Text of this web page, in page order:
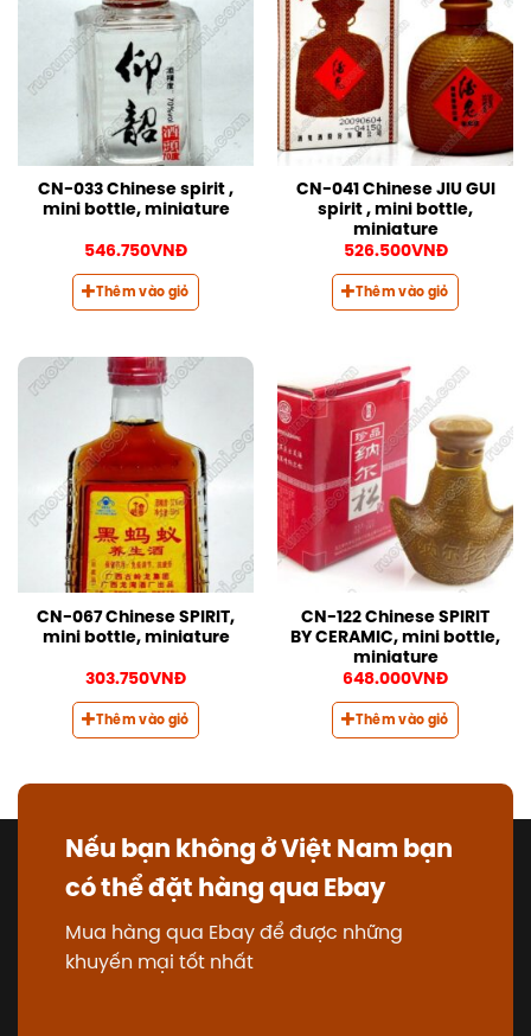
CN-033 Chinese spirit ,
mini bottle, miniature
546.750VNĐ
Thêm vào giỏ
CN-041 Chinese JIU GUI
spirit , mini bottle,
miniature
526.500VNĐ
Thêm vào giỏ
CN-067 Chinese SPIRIT,
mini bottle, miniature
303.750VNĐ
Thêm vào giỏ
CN-122 Chinese SPIRIT
BY CERAMIC, mini bottle,
miniature
648.000VNĐ
Thêm vào giỏ
Nếu bạn không ở Việt Nam bạn
có thể đặt hàng qua Ebay
Mua hàng qua Ebay để được những
khuyến mại tốt nhất